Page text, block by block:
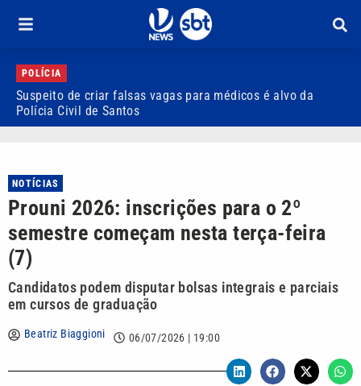
POLÍCIA
Suspeito de criar falsas vagas para médicos é alvo da
Polícia Civil de Santos
NOTÍCIAS
Prouni 2026: inscrições para o 2º
semestre começam nesta terça-feira
(7)
Candidatos podem disputar bolsas integrais e parciais
em cursos de graduação
Beatriz Biaggioni 06/07/2026 | 19:00